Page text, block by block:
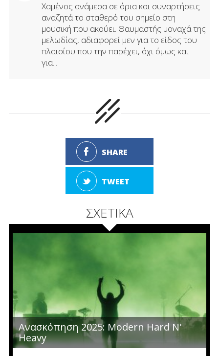
Χαμένος ανάμεσα σε όρια και συναρτήσεις
αναζητά το σταθερό του σημείο στη
μουσική που ακούει. Θαυμαστής μοναχά της
μελωδίας, αδιαφορεί μεν για το είδος του
πλαισίου που την παρέχει, όχι όμως και
για...
SHARE
TWEET
ΣΧΕΤΙΚΑ
Ανασκόπηση 2025: Modern Hard N'
Heavy